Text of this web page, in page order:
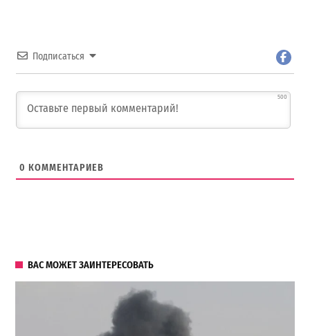
Подписаться
500
0 КОММЕНТАРИЕВ
ВАС МОЖЕТ ЗАИНТЕРЕСОВАТЬ